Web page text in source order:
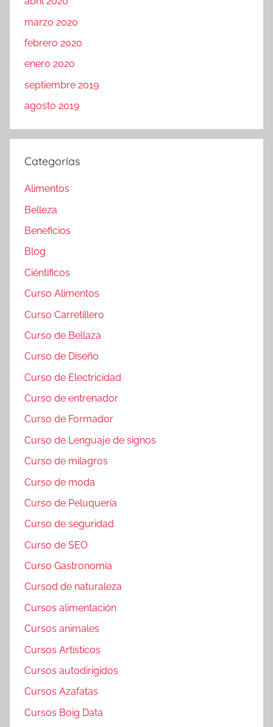
marzo 2020
febrero 2020
enero 2020
septiembre 2019
agosto 2019
Categorías
Alimentos
Belleza
Beneficios
Blog
Ciéntificos
Curso Alimentos
Curso Carretillero
Curso de Bellaza
Curso de Diseño
Curso de Electricidad
Curso de entrenador
Curso de Formador
Curso de Lenguaje de signos
Curso de milagros
Curso de moda
Curso de Peluquería
Curso de seguridad
Curso de SEO
Curso Gastronomía
Cursod de naturaleza
Cursos alimentación
Cursos animales
Cursos Artísticos
Cursos autodirigidos
Cursos Azafatas
Cursos Boig Data